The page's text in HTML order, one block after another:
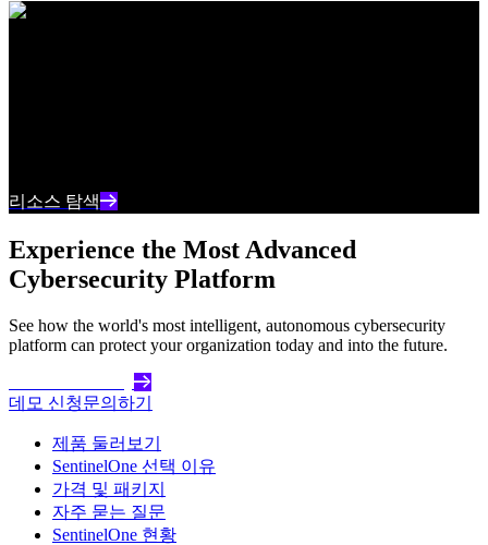
아이브로우 테스트 콘텐츠 텍스트
리소스 탐색
Experience the Most Advanced
Cybersecurity Platform
See how the world's most intelligent, autonomous cybersecurity
platform can protect your organization today and into the future.
데모 신청문의하기
제품 둘러보기
SentinelOne 선택 이유
가격 및 패키지
자주 묻는 질문
SentinelOne 현황